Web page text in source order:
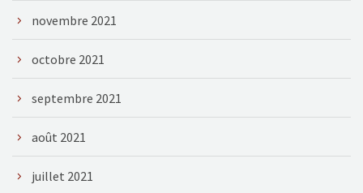
novembre 2021
octobre 2021
septembre 2021
août 2021
juillet 2021